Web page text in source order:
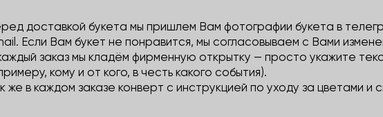
доставкой букета мы пришлем Вам фотографии букета в
Если Вам букет не понравится, мы согласовываем с Вами
заказ мы кладём фирменную открытку — просто укажите
кому и от кого, в честь какого события).
же в каждом заказе конверт с инструкцией по уходу за цветами и